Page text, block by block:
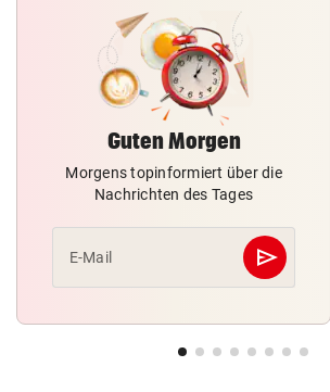
Guten Morgen
Morgens topinformiert über die
Nachrichten des Tages
E-Mail send